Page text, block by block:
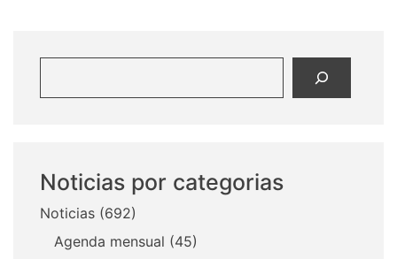
Noticias por categorias
Noticias (692)
Agenda mensual (45)